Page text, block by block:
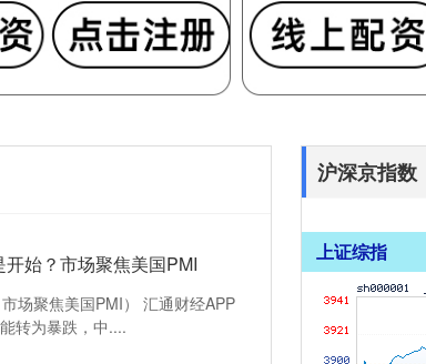
始？市场聚焦美国PMI
场聚焦美国PMI） 汇通财经APP
转为暴跌，中....
沪深京指数
上证综指